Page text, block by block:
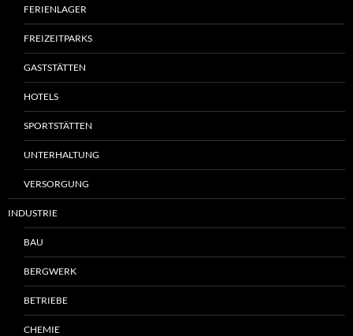
FERIENLAGER
FREIZEITPARKS
GASTSTÄTTEN
HOTELS
SPORTSTÄTTEN
UNTERHALTUNG
VERSORGUNG
INDUSTRIE
BAU
BERGWERK
BETRIEBE
CHEMIE